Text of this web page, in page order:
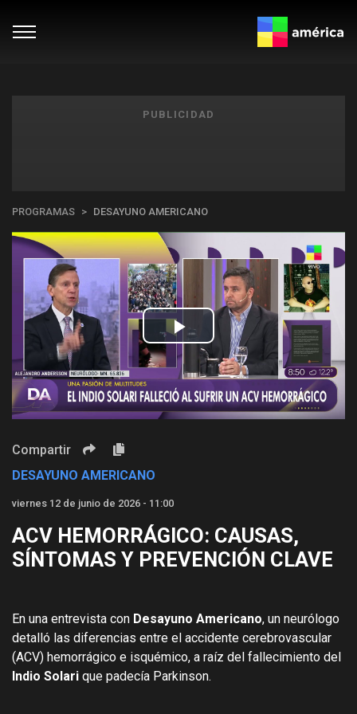
PUBLICIDAD
PROGRAMAS DESAYUNO AMERICANO
Play
Video
Compartir
DESAYUNO AMERICANO
viernes 12 de junio de 2026 - 11:00
ACV HEMORRÁGICO: CAUSAS,
SÍNTOMAS Y PREVENCIÓN CLAVE
En una entrevista con Desayuno Americano, un neurólogo
detalló las diferencias entre el accidente cerebrovascular
(ACV) hemorrágico e isquémico, a raíz del fallecimiento del
Indio Solari que padecía Parkinson.